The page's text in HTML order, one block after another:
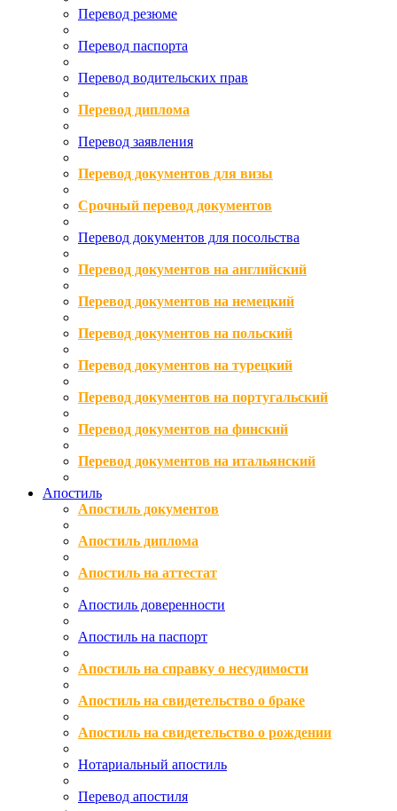
Перевод резюме
Перевод паспорта
Перевод водительских прав
Перевод диплома
Перевод заявления
Перевод документов для визы
Срочный перевод документов
Перевод документов для посольства
Перевод документов на английский
Перевод документов на немецкий
Перевод документов на польский
Перевод документов на турецкий
Перевод документов на португальский
Перевод документов на финский
Перевод документов на итальянский
Апостиль
Апостиль документов
Апостиль диплома
Апостиль на аттестат
Апостиль доверенности
Апостиль на паспорт
Апостиль на справку о несудимости
Апостиль на свидетельство о браке
Апостиль на свидетельство о рождении
Нотариальный апостиль
Перевод апостиля